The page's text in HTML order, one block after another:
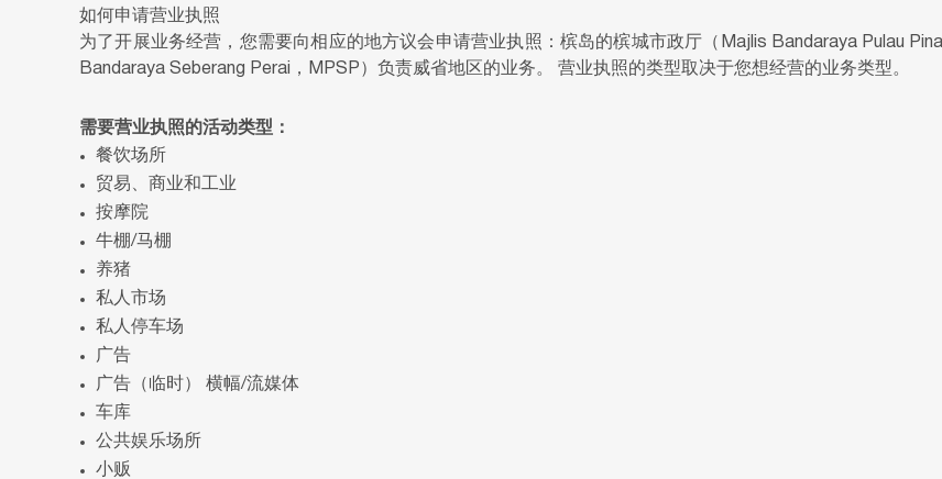
如何申请营业执照
为了开展业务经营，您需要向相应的地方议会申请营业执照：槟岛的槟城市政厅（Majlis Bandaraya Pulau
Bandaraya Seberang Perai，MPSP）负责威省地区的业务。 营业执照的类型取决于您想经营的业务类型。
需要营业执照的活动类型：
餐饮场所
贸易、商业和工业
按摩院
牛棚/马棚
养猪
私人市场
私人停车场
广告
广告（临时） 横幅/流媒体
车库
公共娱乐场所
小贩